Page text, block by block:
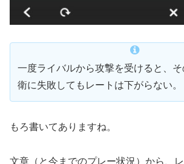
一度ライバルから攻撃を受けると、
衛に失敗してもレートは下がらない。
もろ書いてありますね。
文章（と今までのプレー状況）から、